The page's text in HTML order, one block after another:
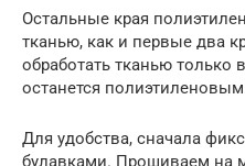
Остальные края
тканью, как и первые два
обработать тканью только
останется
Для удобства, сначала
булавками. Прошиваем на